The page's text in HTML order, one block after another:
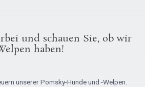
und schauen Sie, ob wir
haben!
unserer Pomsky-Hunde und -Welpen.